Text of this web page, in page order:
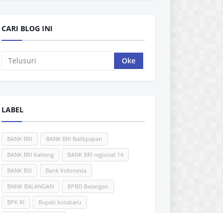
CARI BLOG INI
LABEL
BANK BRI BANK BRI Balikpapan
BANK BRI Kalteng BANK BRI regional 14
BANK BSI Bank Indonesia
BNNK BALANGAN BPBD Balangan
BPK RI Bupati kotabaru